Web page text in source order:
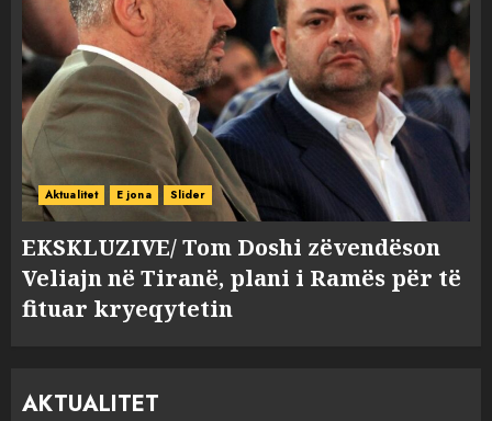
Aktualitet E jona Slider
EKSKLUZIVE/ Tom Doshi zëvendëson
Veliajn në Tiranë, plani i Ramës për të
fituar kryeqytetin
AKTUALITET